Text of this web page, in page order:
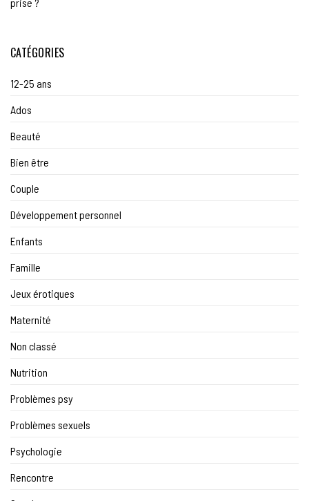
CATÉGORIES
12-25 ans
Ados
Beauté
Bien être
Couple
Développement personnel
Enfants
Famille
Jeux érotiques
Maternité
Non classé
Nutrition
Problèmes psy
Problèmes sexuels
Psychologie
Rencontre